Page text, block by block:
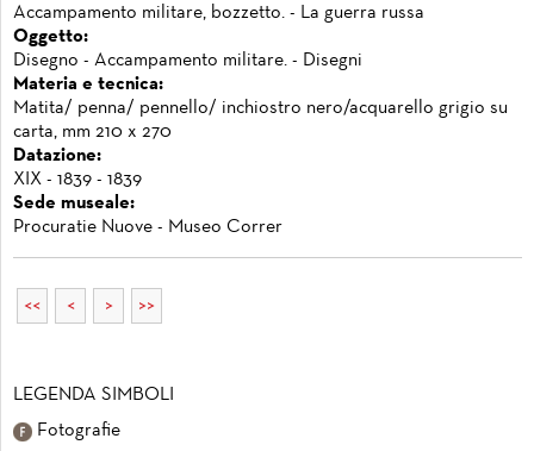
Accampamento militare, bozzetto. - La guerra russa
Oggetto:
Disegno - Accampamento militare. - Disegni
Materia e tecnica:
Matita/ penna/ pennello/ inchiostro nero/acquarello grigio su
carta, mm 210 x 270
Datazione:
XIX - 1839 - 1839
Sede museale:
Procuratie Nuove - Museo Correr
<< < > >>
LEGENDA SIMBOLI
Fotografie